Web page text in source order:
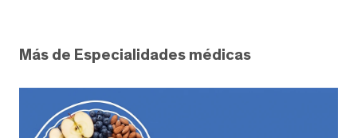
Más de Especialidades médicas